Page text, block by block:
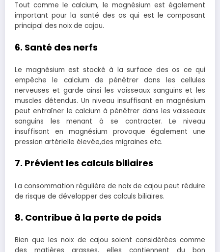
Tout comme le calcium, le magnésium est également
important pour la santé des os qui est le composant
principal des noix de cajou.
6. Santé des nerfs
Le magnésium est stocké à la surface des os ce qui
empêche le calcium de pénétrer dans les cellules
nerveuses et garde ainsi les vaisseaux sanguins et les
muscles détendus. Un niveau insuffisant en magnésium
peut entraîner le calcium à pénétrer dans les vaisseaux
sanguins les menant à se contracter. Le niveau
insuffisant en magnésium provoque également une
pression artérielle élevée,des migraines etc.
7. Prévient les calculs biliaires
La consommation régulière de noix de cajou peut réduire
de risque de développer des calculs biliaires.
8. Contribue à la perte de poids
Bien que les noix de cajou soient considérées comme